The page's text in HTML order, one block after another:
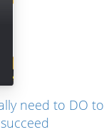
need to DO to